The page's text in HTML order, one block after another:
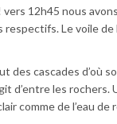
12h45 nous
Le voile de
cascades d’où
d’entre les rochers.
comme de l’eau